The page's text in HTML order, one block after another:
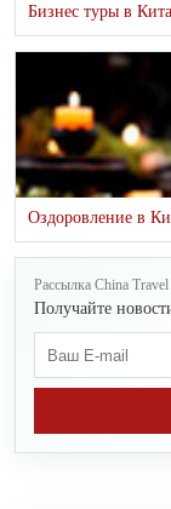
Бизнес туры в
Оздоровление в
Рассылка China Travel
Получайте